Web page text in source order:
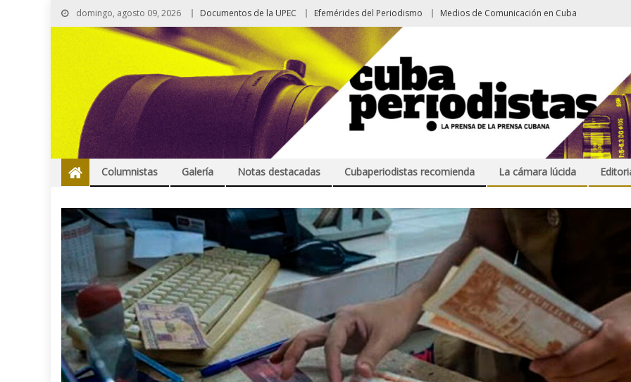
domingo, agosto 09, 2026 Documentos de la UPEC Efemérides del Periodismo Medios de Comunicación en Cuba
Columnistas Galería Notas destacadas Cubaperiodistas recomienda La cámara lúcida